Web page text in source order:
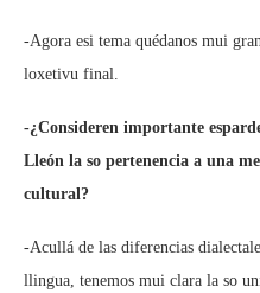
-Agora esi tema quédanos mui
loxetivu final.
-¿Consideren importante
Lleón la so pertenencia a una
cultural?
-Acullá de las diferencias
llingua, tenemos mui clara la so